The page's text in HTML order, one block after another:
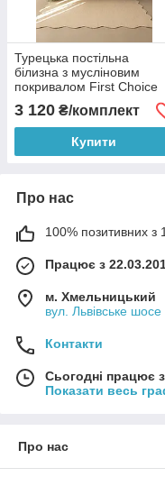
Турецька постільна
білизна з мусліновим
покривалом First Choice
Viona Bedspread Yesil
3 120 ₴/комплект
Купити
Про нас
100% позитивних з
Працює з
м. Хмельницький
вул. Львівське
Контакти
Сьогодні працює
Показати весь
Про нас